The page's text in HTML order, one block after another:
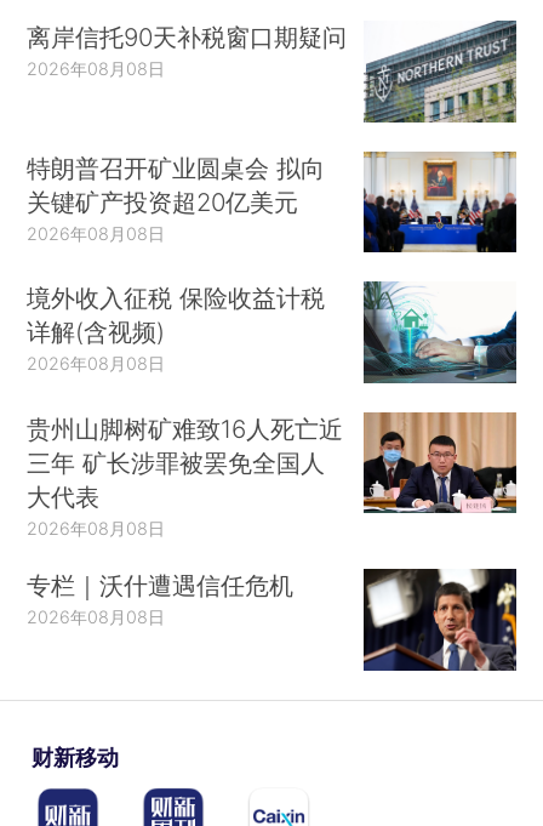
离岸信托90天补税窗口期疑问
2026年08月08日
特朗普召开矿业圆桌会 拟向
关键矿产投资超20亿美元
2026年08月08日
境外收入征税 保险收益计税
详解(含视频)
2026年08月08日
贵州山脚树矿难致16人死亡近
三年 矿长涉罪被罢免全国人
大代表
2026年08月08日
专栏｜沃什遭遇信任危机
2026年08月08日
财新移动